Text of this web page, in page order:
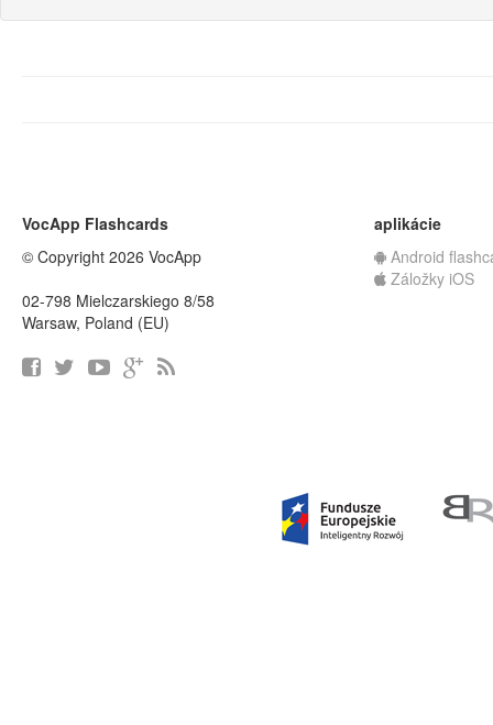
VocApp Flashcards
© Copyright 2026 VocApp
02-798 Mielczarskiego 8/58
Warsaw, Poland (EU)
aplikácie
Android
Záložky iOS